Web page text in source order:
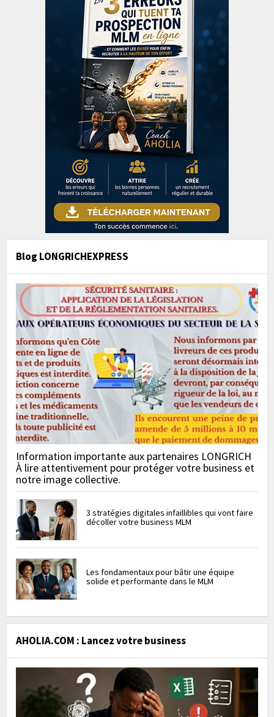
Blog LONGRICHEXPRESS
Information importante aux partenaires LONGRICH
À lire attentivement pour protéger votre business et
notre image collective.
3 stratégies digitales infaillibles qui vont faire
décoller votre business MLM
Les fondamentaux pour bâtir une équipe
solide et performante dans le MLM
AHOLIA.COM : Lancez votre business